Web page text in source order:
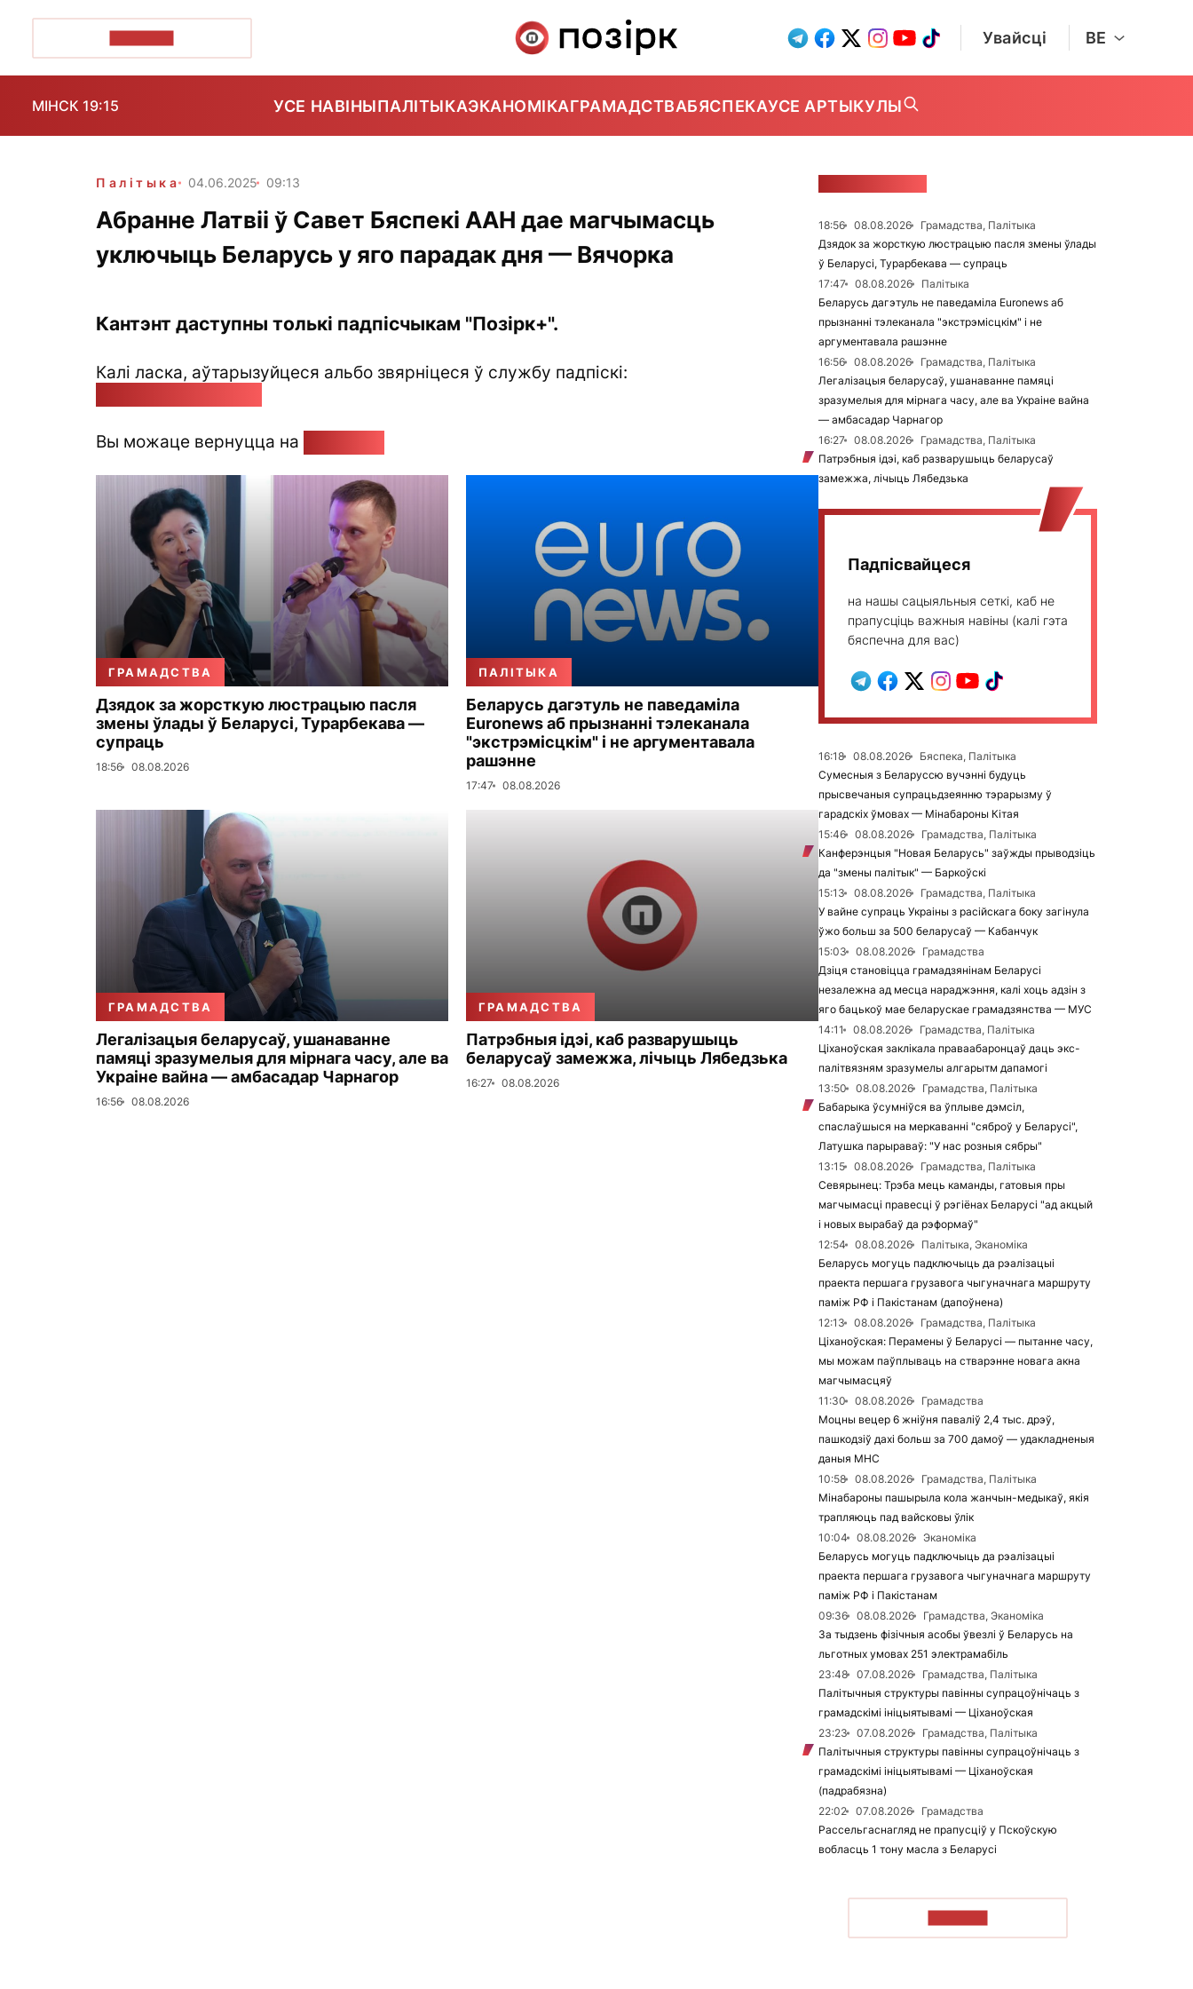
Увайсці BE
МІНСК 19:15 УСЕ НАВІНЫПАЛІТЫКАЭКАНОМІКАГРАМАДСТВАБЯСПЕКАУСЕ АРТЫКУЛЫ
Палітыка 04.06.2025 09:13
Абранне Латвіі ў Савет Бяспекі ААН дае магчымасць
уключыць Беларусь у яго парадак дня — Вячорка
Кантэнт даступны толькі падпісчыкам "Позірк+".
Калі ласка, аўтарызуйцеся альбо звярніцеся ў службу падпіскі:
Вы можаце вернуцца на
ГРАМАДСТВА
Дзядок за жорсткую люстрацыю пасля
змены ўлады ў Беларусі, Турарбекава —
супраць
18:56 08.08.2026
ПАЛІТЫКА
Беларусь дагэтуль не паведаміла
Euronews аб прызнанні тэлеканала
"экстрэмісцкім" і не аргументавала
рашэнне
17:47 08.08.2026
ГРАМАДСТВА
Легалізацыя беларусаў, ушанаванне
памяці зразумелыя для мірнага часу, але ва
Украіне вайна — амбасадар Чарнагор
16:56 08.08.2026
ГРАМАДСТВА
Патрэбныя ідэі, каб разварушыць
беларусаў замежжа, лічыць Лябедзька
16:27 08.08.2026
18:56 08.08.2026
Грамадства, Палітыка
Дзядок за жорсткую люстрацыю пасля змены ўлады
ў Беларусі, Турарбекава — супраць
17:47
08.08.2026
Палітыка
Беларусь дагэтуль не паведаміла Euronews аб
прызнанні тэлеканала "экстрэмісцкім" і не
аргументавала рашэнне
16:56
08.08.2026
Грамадства, Палітыка
Легалізацыя беларусаў, ушанаванне памяці
зразумелыя для мірнага часу, але ва Украіне вайна
— амбасадар Чарнагор
16:27
08.08.2026
Грамадства, Палітыка
Патрэбныя ідэі, каб разварушыць беларусаў
замежжа, лічыць Лябедзька
Падпісвайцеся
на нашы сацыяльныя сеткі, каб не
прапусціць важныя навіны (калі гэта
бяспечна для вас)
16:18 08.08.2026
Бяспека, Палітыка
Сумесныя з Беларуссю вучэнні будуць
прысвечаныя супрацьдзеянню тэрарызму ў
гарадскіх ўмовах — Мінабароны Кітая
15:46
08.08.2026
Грамадства, Палітыка
Канферэнцыя "Новая Беларусь" заўжды прыводзіць
да "змены палітык" — Баркоўскі
15:13
08.08.2026
Грамадства, Палітыка
У вайне супраць Украіны з расійскага боку загінула
ўжо больш за 500 беларусаў — Кабанчук
15:03
08.08.2026
Грамадства
Дзіця становіцца грамадзянінам Беларусі
незалежна ад месца нараджэння, калі хоць адзін з
яго бацькоў мае беларускае грамадзянства — МУС
14:11
08.08.2026
Грамадства, Палітыка
Ціханоўская заклікала праваабаронцаў даць экс-
палітвязням зразумелы алгарытм дапамогі
13:50
08.08.2026
Грамадства, Палітыка
Бабарыка ўсумніўся ва ўплыве дэмсіл,
спаслаўшыся на меркаванні "сяброў у Беларусі",
Латушка парыраваў: "У нас розныя сябры"
13:15
08.08.2026
Грамадства, Палітыка
Севярынец: Трэба мець каманды, гатовыя пры
магчымасці правесці ў рэгіёнах Беларусі "ад акцый
і новых вырабаў да рэформаў"
12:54
08.08.2026
Палітыка, Эканоміка
Беларусь могуць падключыць да рэалізацыі
праекта першага грузавога чыгуначнага маршруту
паміж РФ і Пакістанам (дапоўнена)
12:13
08.08.2026
Грамадства, Палітыка
Ціханоўская: Перамены ў Беларусі — пытанне часу,
мы можам паўплываць на стварэнне новага акна
магчымасцяў
11:30
08.08.2026
Грамадства
Моцны вецер 6 жніўня паваліў 2,4 тыс. дрэў,
пашкодзіў дахі больш за 700 дамоў — удакладненыя
даныя МНС
10:58
08.08.2026
Грамадства, Палітыка
Мінабароны пашырыла кола жанчын-медыкаў, якія
трапляюць пад вайсковы ўлік
10:04
08.08.2026
Эканоміка
Беларусь могуць падключыць да рэалізацыі
праекта першага грузавога чыгуначнага маршруту
паміж РФ і Пакістанам
09:36
08.08.2026
Грамадства, Эканоміка
За тыдзень фізічныя асобы ўвезлі ў Беларусь на
льготных умовах 251 электрамабіль
23:48
07.08.2026
Грамадства, Палітыка
Палітычныя структуры павінны супрацоўнічаць з
грамадскімі ініцыятывамі — Ціханоўская
23:23
07.08.2026
Грамадства, Палітыка
Палітычныя структуры павінны супрацоўнічаць з
грамадскімі ініцыятывамі — Ціханоўская
(падрабязна)
22:02
07.08.2026
Грамадства
Рассельгаснагляд не прапусціў у Пскоўскую
вобласць 1 тону масла з Беларусі